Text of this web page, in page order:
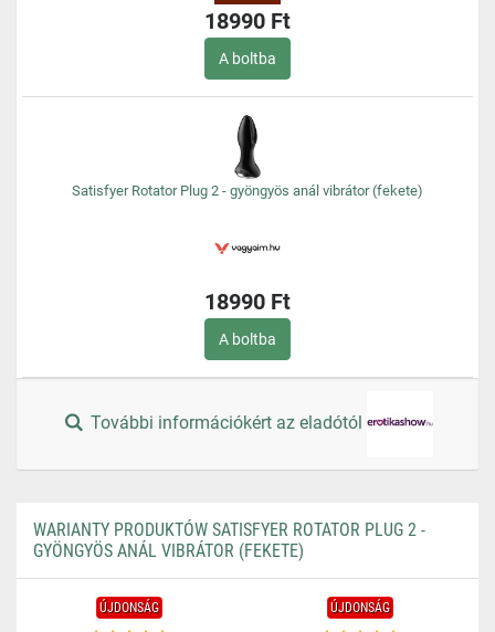
18990 Ft
A boltba
Satisfyer Rotator Plug 2 - gyöngyös anál vibrátor (fekete)
18990 Ft
A boltba
További információkért az eladótól
WARIANTY PRODUKTÓW SATISFYER ROTATOR PLUG 2 -
GYÖNGYÖS ANÁL VIBRÁTOR (FEKETE)
ÚJDONSÁG ÚJDONSÁG